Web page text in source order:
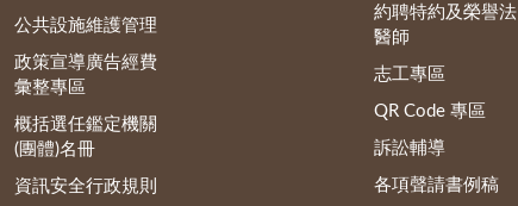
公共設施維護管理
政策宣導廣告經費
彙整專區
概括選任鑑定機關
(團體)名冊
資訊安全行政規則
約聘特約及榮譽法
醫師
志工專區
QR Code 專區
訴訟輔導
各項聲請書例稿